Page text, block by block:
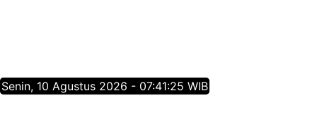
Senin, 10 Agustus 2026 - 07:41:25 WIB